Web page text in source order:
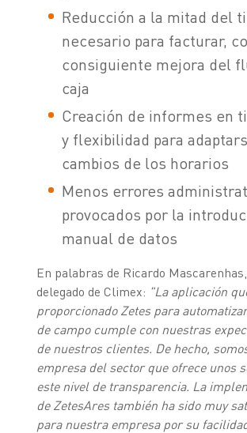
Reducción a la mitad del
necesario para facturar,
consiguiente mejora del
caja
Creación de informes en
y flexibilidad para
cambios de los horarios
Menos errores
provocados por la
manual de datos
En palabras de Ricardo
delegado de Climex: "La aplicación
proporcionado Zetes para
de campo cumple con nuestras
de nuestros clientes. De hecho,
empresa del sector que ofrece unos
este nivel de transparencia. La
de ZetesAres también ha sido muy
para nuestra empresa por su